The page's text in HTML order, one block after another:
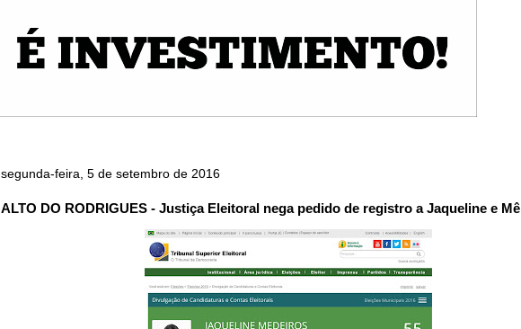
segunda-feira, 5 de setembro de 2016
ALTO DO RODRIGUES - Justiça Eleitoral nega pedido de registro a Jaqueline e Mê